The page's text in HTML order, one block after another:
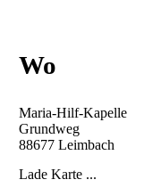
Wo
Maria-Hilf-Kapelle
Grundweg
88677 Leimbach
Lade Karte ...